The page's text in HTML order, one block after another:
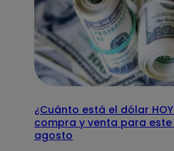
¿Cuánto está el dólar
compra y venta para
agosto